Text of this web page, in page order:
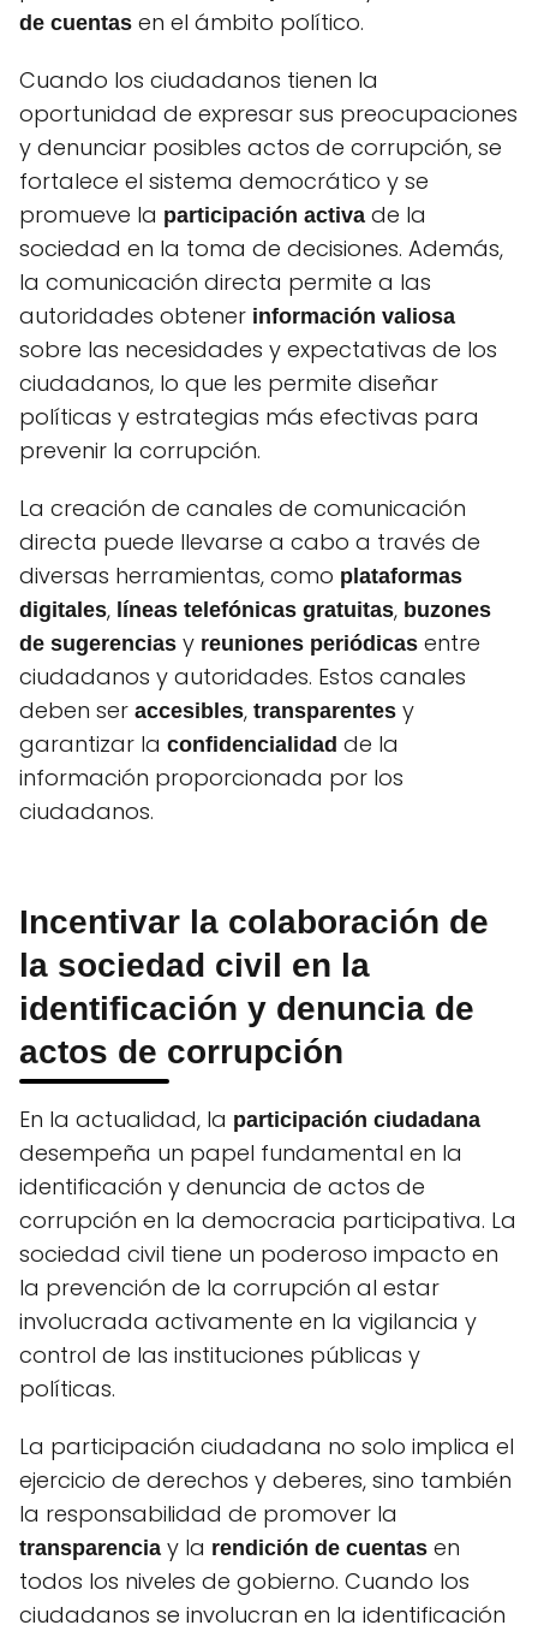
de cuentas en el ámbito político.
Cuando los ciudadanos tienen la
oportunidad de expresar sus preocupaciones
y denunciar posibles actos de corrupción, se
fortalece el sistema democrático y se
promueve la participación activa de la
sociedad en la toma de decisiones. Además,
la comunicación directa permite a las
autoridades obtener información valiosa
sobre las necesidades y expectativas de los
ciudadanos, lo que les permite diseñar
políticas y estrategias más efectivas para
prevenir la corrupción.
La creación de canales de comunicación
directa puede llevarse a cabo a través de
diversas herramientas, como plataformas
digitales, líneas telefónicas gratuitas, buzones
de sugerencias y reuniones periódicas entre
ciudadanos y autoridades. Estos canales
deben ser accesibles, transparentes y
garantizar la confidencialidad de la
información proporcionada por los
ciudadanos.
Incentivar la colaboración de
la sociedad civil en la
identificación y denuncia de
actos de corrupción
En la actualidad, la participación ciudadana
desempeña un papel fundamental en la
identificación y denuncia de actos de
corrupción en la democracia participativa. La
sociedad civil tiene un poderoso impacto en
la prevención de la corrupción al estar
involucrada activamente en la vigilancia y
control de las instituciones públicas y
políticas.
La participación ciudadana no solo implica el
ejercicio de derechos y deberes, sino también
la responsabilidad de promover la
transparencia y la rendición de cuentas en
todos los niveles de gobierno. Cuando los
ciudadanos se involucran en la identificación